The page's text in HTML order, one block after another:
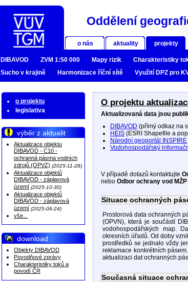
Oddělení
o nás aktuality projekty
DIBAVOD ZVM 1:50 000 Mapy rizik Charakteristiky
Sucho v krajině
Harmonizace říční sítě Využití DPZ pro
o projektu
legislativa
výběr z aktualit
Aktualizace objektu
DIBAVOD - C10 -
ochranná pásma vodních
zdrojů (OPVZ) (2025-11-28)
Aktualizace objektů
DIBAVOD - záplavová
území (2025-10-30)
Aktualizace objektů
DIBAVOD - záplavová
území (2025-06-24)
vše...
download
Objekty DIBAVOD
Povodňové zprávy
Charakteristiky toků a
povodí ČR
O projektu
Aktualizovaná data jsou
DIBAVOD (přímý odkaz na
HEIS (ESRI Shapefile a
Národní geoportál INSPIRE
Vodohospodářský
V případě dotazů kontaktujte
nebo Odbor ochrany vod MŽP
Situace ochranných
Prostorová data ochranných
(OPVN), která je součástí
vodohospodářských map.
okresních úřadů. Od doby
prostředků se jednalo vždy
reklamace konkrétních
aktualizaci dat ochranných
Současná situace